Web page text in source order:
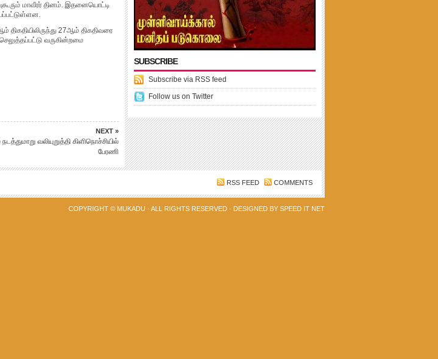
மாவீரர் தினம். இதனையொட்டி
27ஆம் திகதிவரை
வருகின்றமை
NEXT »
வலியுறுத்தி கிளிநொச்சியில்
பேரணி
SUBSCRIBE
Subscribe via RSS feed
Follow us on Twitter
RSS FEED COMMENTS
COPYRIGHT © MUKADU · ALL RIGHTS RESERVED · DESIGNED BY SPEED IT NET